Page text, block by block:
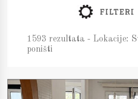
FILTERI
1593 rezultata - Lokacije:
poništi